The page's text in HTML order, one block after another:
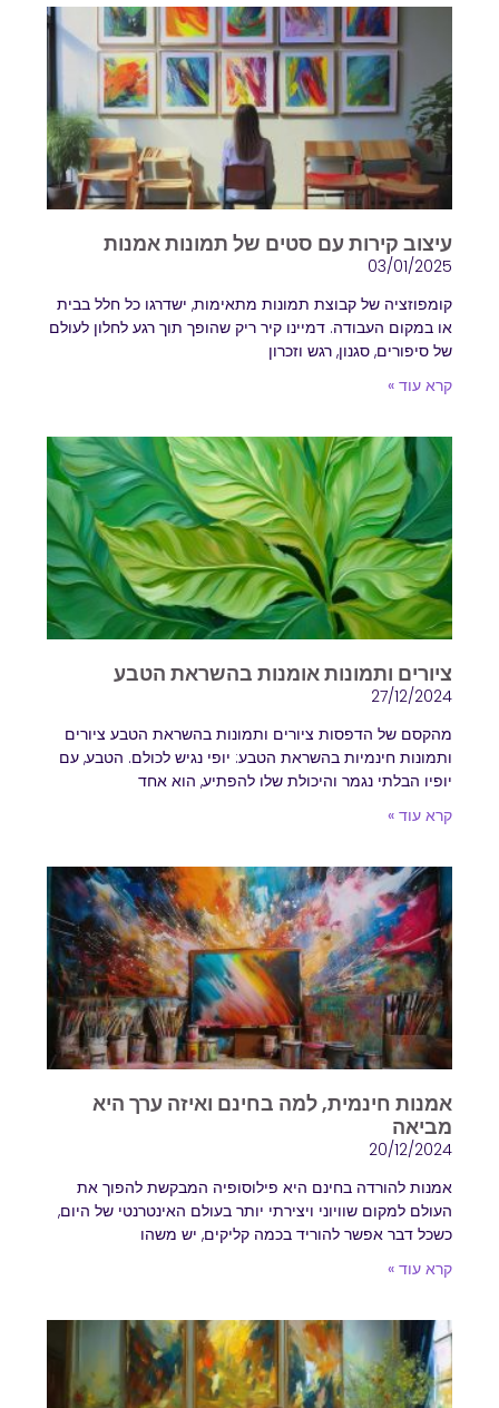
עיצוב קירות עם סטים של תמונות אמנות
03/01/2025
קומפוזציה של קבוצת תמונות מתאימות, ישדרגו כל חלל בבית
או במקום העבודה. דמיינו קיר ריק שהופך תוך רגע לחלון לעולם
של סיפורים, סגנון, רגש וזכרון
קרא עוד »
ציורים ותמונות אומנות בהשראת הטבע
27/12/2024
מהקסם של הדפסות ציורים ותמונות בהשראת הטבע ציורים
ותמונות חינמיות בהשראת הטבע: יופי נגיש לכולם. הטבע, עם
יופיו הבלתי נגמר והיכולת שלו להפתיע, הוא אחד
קרא עוד »
אמנות חינמית, למה בחינם ואיזה ערך היא
מביאה
20/12/2024
אמנות להורדה בחינם היא פילוסופיה המבקשת להפוך את
העולם למקום שוויוני ויצירתי יותר בעולם האינטרנטי של היום,
כשכל דבר אפשר להוריד בכמה קליקים, יש משהו
קרא עוד »